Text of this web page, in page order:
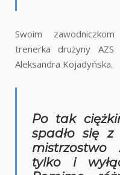
Swoim
trenerka drużyny
Aleksandra Kojadyńska.
Po tak
spadło się
mistrzostwo
tylko i